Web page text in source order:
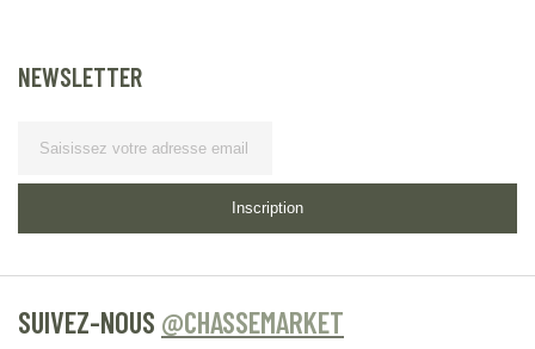
NEWSLETTER
Inscription
SUIVEZ-NOUS @CHASSEMARKET